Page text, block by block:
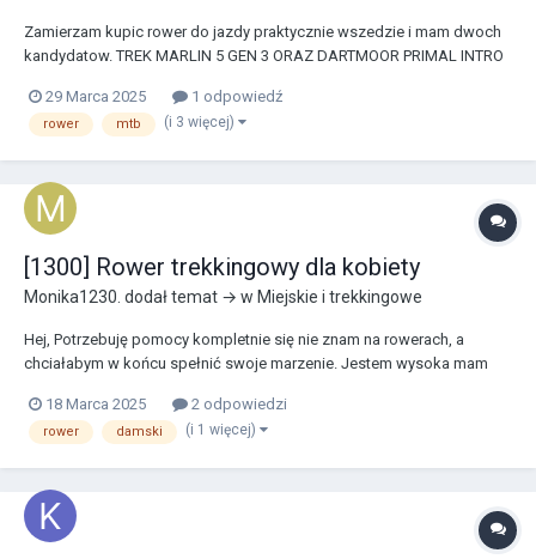
Zamierzam kupic rower do jazdy praktycznie wszedzie i mam dwoch
kandydatow. TREK MARLIN 5 GEN 3 ORAZ DARTMOOR PRIMAL INTRO
27.5 i dlaczego? Chcialbym jezdzic po miescie jak i skakac po lesie.
🙃 https://ww...
29 Marca 2025 1 odpowiedź
rower mtb (i 3 więcej)
[1300] Rower trekkingowy dla kobiety
Monika1230. dodał temat → w Miejskie i trekkingowe
Hej, Potrzebuję pomocy kompletnie się nie znam na rowerach, a
chciałabym w końcu spełnić swoje marzenie. Jestem wysoka mam
żeby był lekki, rozmiar kół 28, żeby nie męczyła jazda na nim. Dlatego
zasięgamy rady fachowców 😃 z góry...
18 Marca 2025 2 odpowiedzi
rower damski (i 1 więcej)